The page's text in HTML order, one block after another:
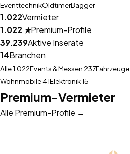
EventtechnikOldtimerBagger
1.022Vermieter
1.022 ★Premium-Profile
39.239Aktive Inserate
14Branchen
Alle1.022Events & Messen 237Fahrzeuge
Wohnmobile41Elektronik15
Premium-Vermieter
Alle Premium-Profile →